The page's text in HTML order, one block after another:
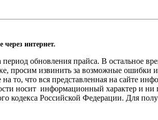
интернет.
обновления прайса. В остальное
просим извинить за возможные ошибки
то, что вся представленная на сайте
носит информационный характер и
кодекса Российской Федерации. Для